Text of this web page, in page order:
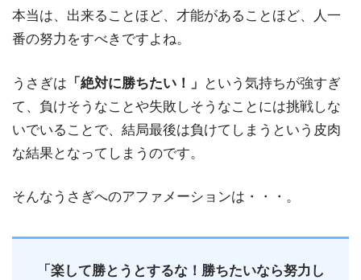
本当は、出来ることほど、才能があることほど、人一
番の努力をすべきですよね。
うさぎは 「絶対に勝ちたい！」
という気持ちが強すぎ
て、負けそうなことや失敗しそうなことには挑戦しな
いでいることで、結局最後は負けてしまうという皮肉
な結果となってしまうのです。
そんなうさぎへのアファメーションは・・・。
「楽して勝とうとするな！勝ちたいなら努力し